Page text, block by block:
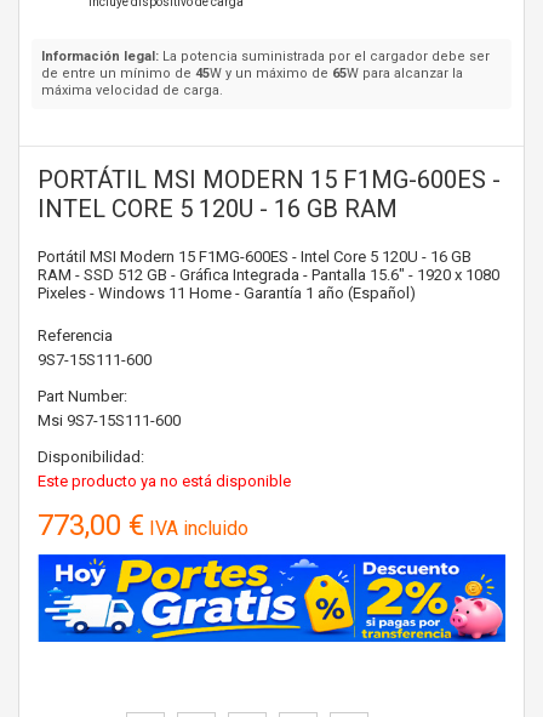
Información legal: La potencia suministrada por el cargador debe ser
de entre un mínimo de 45W y un máximo de 65W para alcanzar la
máxima velocidad de carga.
PORTÁTIL MSI MODERN 15 F1MG-600ES -
INTEL CORE 5 120U - 16 GB RAM
Portátil MSI Modern 15 F1MG-600ES - Intel Core 5 120U - 16 GB
RAM - SSD 512 GB - Gráfica Integrada - Pantalla 15.6" - 1920 x 1080
Pixeles - Windows 11 Home - Garantía 1 año (Español)
Referencia
9S7-15S111-600
Part Number:
Msi 9S7-15S111-600
Disponibilidad:
Este producto ya no está disponible
773,00 € IVA incluido